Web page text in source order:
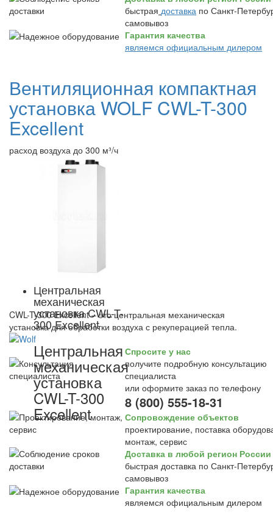
быстрая доставка по Санкт-
самовывоз
Гарантия качества
являемся официальным дилером
Вентиляционная компактная
установка WOLF CWL-T-300
Excellent
расход воздуха до 300 м³/ч
Центральная
механическая
установка CWL-T-
300 Excellent
Центральная
механическая
установка
CWL-T-300
Excellent
CWL-T-300 Excellent – это центральная механическая
установка для обработки воздуха с рекуперацией тепла.
Спросите у нас
получите подробную консультацию
специалиста
или оформите заказ по телефону
8 (800) 555-18-31
Сопровождение объектов
проектирование, поставка
монтаж, сервис
Доставка в любой регион России
быстрая доставка по Санкт-
самовывоз
Гарантия качества
являемся официальным дилером